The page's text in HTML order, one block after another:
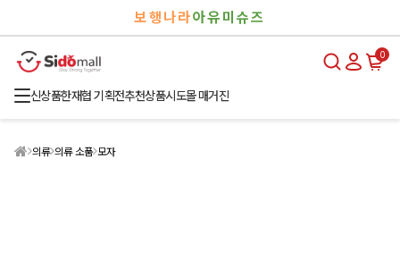
보행나라아유미슈즈
0
신상품한재협 기획전추천상품시도몰 매거진
의류 의류 소품 모자